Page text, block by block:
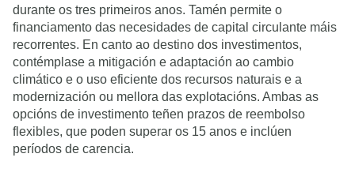
durante os tres primeiros anos. Tamén permite o
financiamento das necesidades de capital circulante máis
recorrentes. En canto ao destino dos investimentos,
contémplase a mitigación e adaptación ao cambio
climático e o uso eficiente dos recursos naturais e a
modernización ou mellora das explotacións. Ambas as
opcións de investimento teñen prazos de reembolso
flexibles, que poden superar os 15 anos e inclúen
períodos de carencia.